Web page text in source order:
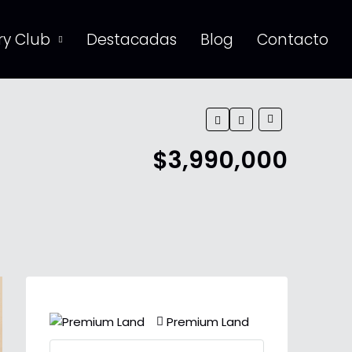
Club Destacadas Blog Contacto
$3,990,000
Premium Land